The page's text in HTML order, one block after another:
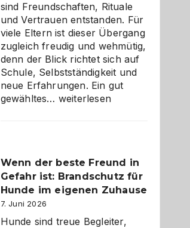
sind Freundschaften, Rituale
und Vertrauen entstanden. Für
viele Eltern ist dieser Übergang
zugleich freudig und wehmütig,
denn der Blick richtet sich auf
Schule, Selbstständigkeit und
neue Erfahrungen. Ein gut
gewähltes… Abschied
und
herzlich
gestalten
weiterlesen
Wenn der beste Freund in
Gefahr ist: Brandschutz für
Hunde im eigenen Zuhause
7. Juni 2026
Hunde sind treue Begleiter,